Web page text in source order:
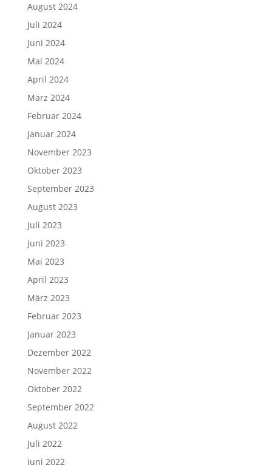
August 2024
Juli 2024
Juni 2024
Mai 2024
April 2024
März 2024
Februar 2024
Januar 2024
November 2023
Oktober 2023
September 2023
August 2023
Juli 2023
Juni 2023
Mai 2023
April 2023
März 2023
Februar 2023
Januar 2023
Dezember 2022
November 2022
Oktober 2022
September 2022
August 2022
Juli 2022
Juni 2022